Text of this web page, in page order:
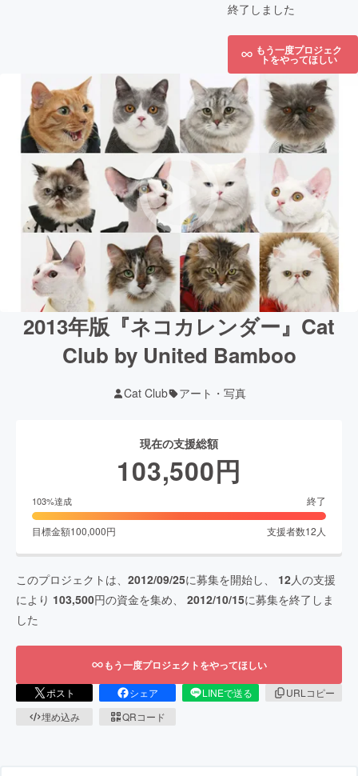
終了しました
もう一度プロジェク
トをやってほしい
2013年版『ネコカレンダー』Cat
Club by United Bamboo
Cat Club アート・写真
現在の支援総額
103,500円
103%達成 終了
目標金額100,000円 支援者数12 人
このプロジェクトは、 2012/09/25に募集を開始し、 12人の支援
により 103,500円の資金を集め、 2012/10/15に募集を終了しま
した
もう一度プロジェクトをやってほしい
ポスト シェア LINEで送る
URLコピー
埋め込み
QRコード